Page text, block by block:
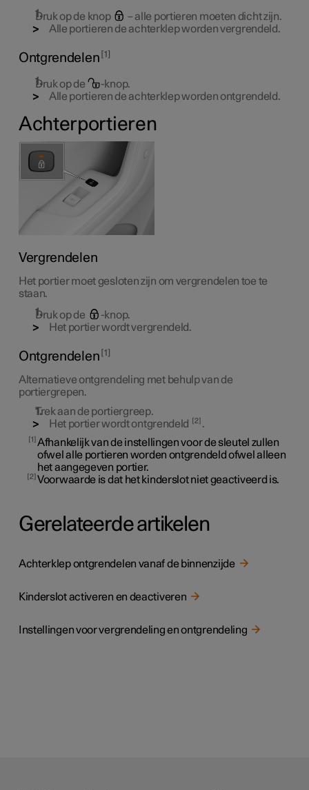
Druk op de knop
– alle portieren moeten dicht zijn.
Alle portieren de achterklep worden vergrendeld.
Ontgrendelen 1
Druk op de
-knop.
Alle portieren de achterklep worden ontgrendeld.
Achterportieren
Vergrendelen
Het portier moet gesloten zijn om vergrendelen toe te
staan.
Druk op de
-knop.
Het portier wordt vergrendeld.
Ontgrendelen 1
Alternatieve ontgrendeling met behulp van de
portiergrepen.
Trek aan de portiergreep.
Het portier wordt ontgrendeld
2 .
1 Afhankelijk van de instellingen voor de sleutel zullen
ofwel alle portieren worden ontgrendeld ofwel alleen
het aangegeven portier.
2 Voorwaarde is dat het kinderslot niet geactiveerd is.
Gerelateerde artikelen
Achterklep ontgrendelen vanaf de binnenzijde
Kinderslot activeren en deactiveren
Instellingen voor vergrendeling en ontgrendeling